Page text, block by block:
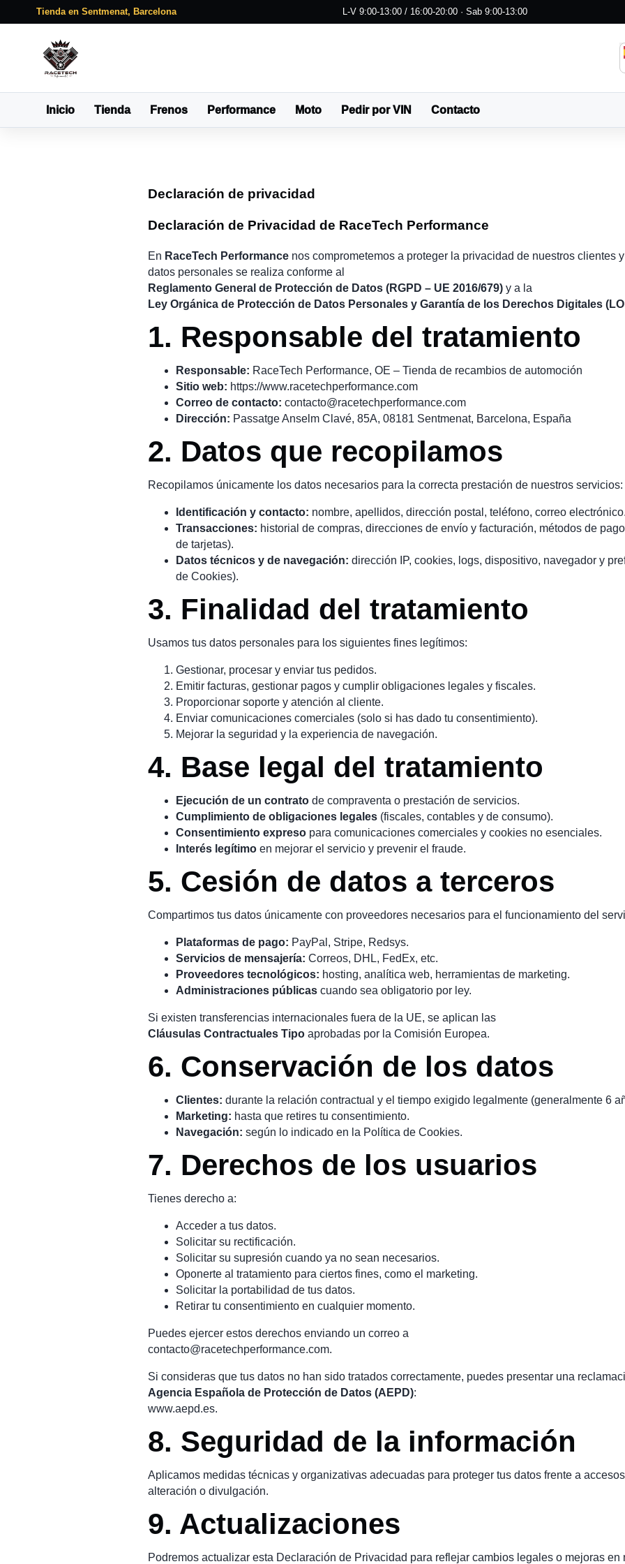
Tienda en Sentmenat, Barcelona L-V 9:00-13:00 / 16:00-20:00 · Sab 9:00-13:00
Inicio Tienda Frenos Performance Moto Pedir por VIN Contacto
Declaración de privacidad
Declaración de Privacidad de RaceTech Performance
En RaceTech Performance nos comprometemos a proteger la privacidad de nuestros clientes
datos personales se realiza conforme al
Reglamento General de Protección de Datos (RGPD – UE 2016/679) y a la
Ley Orgánica de Protección de Datos Personales y Garantía de los Derechos Digitales
1. Responsable del tratamiento
Responsable: RaceTech Performance, OE – Tienda de recambios de automoción
Sitio web: https://www.racetechperformance.com
Correo de contacto: contacto@racetechperformance.com
Dirección: Passatge Anselm Clavé, 85A, 08181 Sentmenat, Barcelona, España
2. Datos que recopilamos
Recopilamos únicamente los datos necesarios para la correcta prestación de nuestros servicios:
Identificación y contacto: nombre, apellidos, dirección postal, teléfono, correo
Transacciones: historial de compras, direcciones de envío y facturación, métodos de
de tarjetas).
Datos técnicos y de navegación: dirección IP, cookies, logs, dispositivo, navegador y
de Cookies).
3. Finalidad del tratamiento
Usamos tus datos personales para los siguientes fines legítimos:
Gestionar, procesar y enviar tus pedidos.
Emitir facturas, gestionar pagos y cumplir obligaciones legales y fiscales.
Proporcionar soporte y atención al cliente.
Enviar comunicaciones comerciales (solo si has dado tu consentimiento).
Mejorar la seguridad y la experiencia de navegación.
4. Base legal del tratamiento
Ejecución de un contrato de compraventa o prestación de servicios.
Cumplimiento de obligaciones legales (fiscales, contables y de consumo).
Consentimiento expreso para comunicaciones comerciales y cookies no esenciales.
Interés legítimo en mejorar el servicio y prevenir el fraude.
5. Cesión de datos a terceros
Compartimos tus datos únicamente con proveedores necesarios para el funcionamiento del
Plataformas de pago: PayPal, Stripe, Redsys.
Servicios de mensajería: Correos, DHL, FedEx, etc.
Proveedores tecnológicos: hosting, analítica web, herramientas de marketing.
Administraciones públicas cuando sea obligatorio por ley.
Si existen transferencias internacionales fuera de la UE, se aplican las
Cláusulas Contractuales Tipo aprobadas por la Comisión Europea.
6. Conservación de los datos
Clientes: durante la relación contractual y el tiempo exigido legalmente (generalmente 6
Marketing: hasta que retires tu consentimiento.
Navegación: según lo indicado en la Política de Cookies.
7. Derechos de los usuarios
Tienes derecho a:
Acceder a tus datos.
Solicitar su rectificación.
Solicitar su supresión cuando ya no sean necesarios.
Oponerte al tratamiento para ciertos fines, como el marketing.
Solicitar la portabilidad de tus datos.
Retirar tu consentimiento en cualquier momento.
Puedes ejercer estos derechos enviando un correo a
contacto@racetechperformance.com.
Si consideras que tus datos no han sido tratados correctamente, puedes presentar una
Agencia Española de Protección de Datos (AEPD):
www.aepd.es.
8. Seguridad de la información
Aplicamos medidas técnicas y organizativas adecuadas para proteger tus datos frente a
alteración o divulgación.
9. Actualizaciones
Podremos actualizar esta Declaración de Privacidad para reflejar cambios legales o mejoras